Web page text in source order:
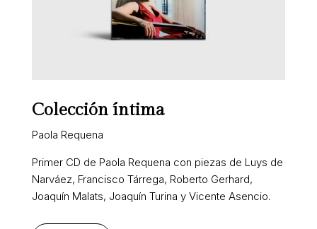
Colección íntima
Paola Requena
Primer CD de Paola Requena con piezas de Luys de
Narváez, Francisco Tárrega, Roberto Gerhard,
Joaquín Malats, Joaquín Turina y Vicente Asencio.